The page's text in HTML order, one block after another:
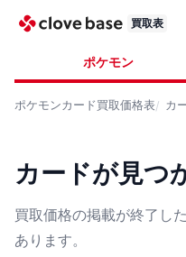
買取表
ポケモン
ポケモンカード買取価格表 カ
カードが見つ
買取価格の掲載が終了し
あります。